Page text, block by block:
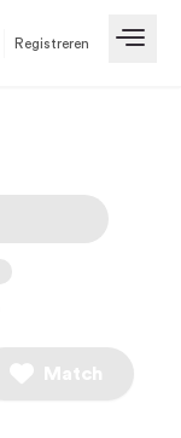
Registreren
Match